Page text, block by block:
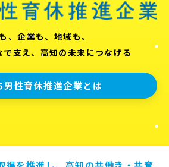
、企業も、地域も。
で支え、高知の未来につなげる
男性育休推進企業とは